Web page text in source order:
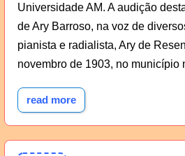
Universidade AM. A audição
de Ary Barroso, na voz de
pianista e radialista, Ary de
novembro de 1903, no
read more